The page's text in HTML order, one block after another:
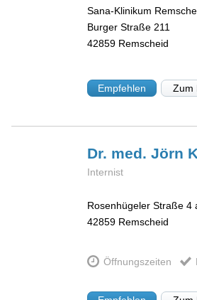
Sana-Klinikum
Burger Straße 211
42859 Remscheid
Empfehlen Zum
Dr. med. Jörn
Internist
Rosenhügeler Straße 4
42859 Remscheid
Öffnungszeiten